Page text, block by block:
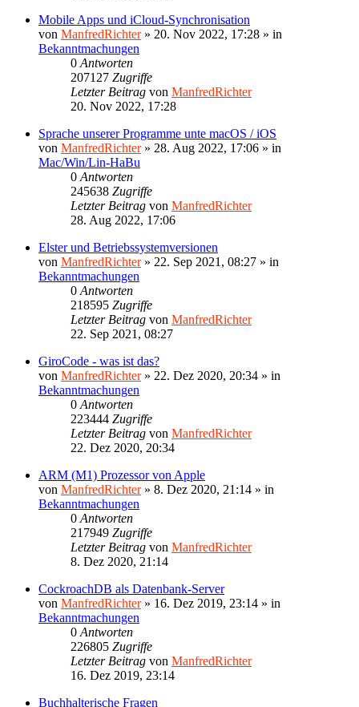
Mobile Apps und iCloud-Synchronisation
von ManfredRichter» 20. Nov 2022, 17:28 » in
Bekanntmachungen
0 Antworten
207127 Zugriffe
Letzter Beitrag von ManfredRichter
20. Nov 2022, 17:28
Sprache unserer Programme unte macOS / iOS
von ManfredRichter» 28. Aug 2022, 17:06 » in
Mac/Win/Lin-HaBu
0 Antworten
245638 Zugriffe
Letzter Beitrag von ManfredRichter
28. Aug 2022, 17:06
Elster und Betriebssystemversionen
von ManfredRichter» 22. Sep 2021, 08:27 » in
Bekanntmachungen
0 Antworten
218595 Zugriffe
Letzter Beitrag von ManfredRichter
22. Sep 2021, 08:27
GiroCode - was ist das?
von ManfredRichter» 22. Dez 2020, 20:34 » in
Bekanntmachungen
0 Antworten
223444 Zugriffe
Letzter Beitrag von ManfredRichter
22. Dez 2020, 20:34
ARM (M1) Prozessor von Apple
von ManfredRichter» 8. Dez 2020, 21:14 » in
Bekanntmachungen
0 Antworten
217949 Zugriffe
Letzter Beitrag von ManfredRichter
8. Dez 2020, 21:14
CockroachDB als Datenbank-Server
von ManfredRichter» 16. Dez 2019, 23:14 » in
Bekanntmachungen
0 Antworten
226805 Zugriffe
Letzter Beitrag von ManfredRichter
16. Dez 2019, 23:14
Buchhalterische Fragen